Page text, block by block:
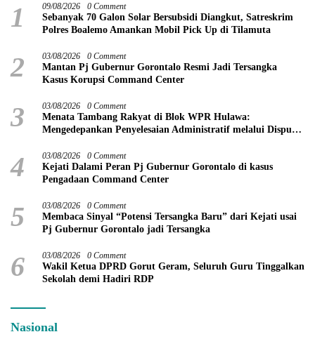
1 09/08/2026 0 Comment
Sebanyak 70 Galon Solar Bersubsidi Diangkut, Satreskrim
Polres Boalemo Amankan Mobil Pick Up di Tilamuta
2 03/08/2026 0 Comment
Mantan Pj Gubernur Gorontalo Resmi Jadi Tersangka
Kasus Korupsi Command Center
3 03/08/2026 0 Comment
Menata Tambang Rakyat di Blok WPR Hulawa:
Mengedepankan Penyelesaian Administratif melalui Dispute
4 03/08/2026 0 Comment
Kejati Dalami Peran Pj Gubernur Gorontalo di kasus
Pengadaan Command Center
5 03/08/2026 0 Comment
Membaca Sinyal “Potensi Tersangka Baru” dari Kejati usai
Pj Gubernur Gorontalo jadi Tersangka
6 03/08/2026 0 Comment
Wakil Ketua DPRD Gorut Geram, Seluruh Guru Tinggalkan
Sekolah demi Hadiri RDP
Nasional